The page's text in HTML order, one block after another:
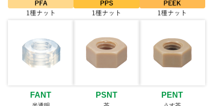
FANT PSNT PENT